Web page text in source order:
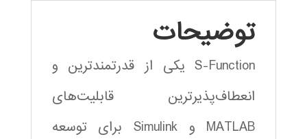
توضیحات
S-Function یکی از قدرتمندترین و
انعطاف‌پذیرترین قابلیت‌های
MATLAB و Simulink برای توسعه